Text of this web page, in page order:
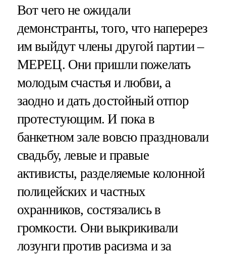
Вот чего не ожидали
демонстранты, того, что наперерез
им выйдут члены другой партии –
МЕРЕЦ. Они пришли пожелать
молодым счастья и любви, а
заодно и дать достойный отпор
протестующим. И пока в
банкетном зале вовсю праздновали
свадьбу, левые и правые
активисты, разделяемые колонной
полицейских и частных
охранников, состязались в
громкости. Они выкрикивали
лозунги против расизма и за